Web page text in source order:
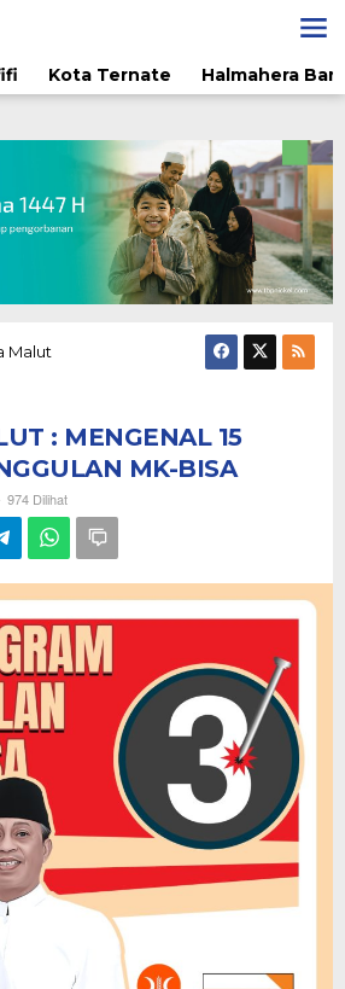
Kota Ternate Halmahera
Malut
15
PROGRAM
UNGGULAN
MK-
BISA
: MENGENAL 15
MK-BISA
974 Dilihat